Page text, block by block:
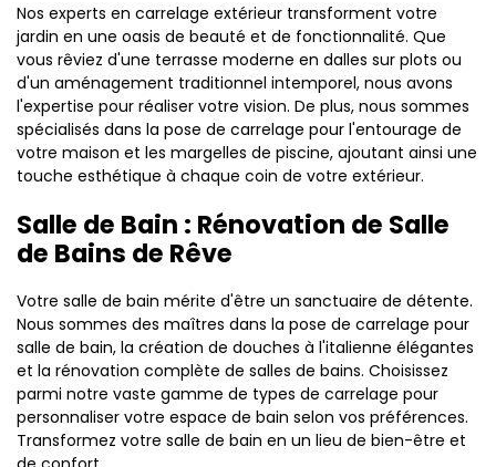
Nos experts en carrelage extérieur transforment votre
jardin en une oasis de beauté et de fonctionnalité. Que
vous rêviez d'une terrasse moderne en dalles sur plots ou
d'un aménagement traditionnel intemporel, nous avons
l'expertise pour réaliser votre vision. De plus, nous sommes
spécialisés dans la pose de carrelage pour l'entourage de
votre maison et les margelles de piscine, ajoutant ainsi une
touche esthétique à chaque coin de votre extérieur.
Salle de Bain : Rénovation de Salle
de Bains de Rêve
Votre salle de bain mérite d'être un sanctuaire de détente.
Nous sommes des maîtres dans la pose de carrelage pour
salle de bain, la création de douches à l'italienne élégantes
et la rénovation complète de salles de bains. Choisissez
parmi notre vaste gamme de types de carrelage pour
personnaliser votre espace de bain selon vos préférences.
Transformez votre salle de bain en un lieu de bien-être et